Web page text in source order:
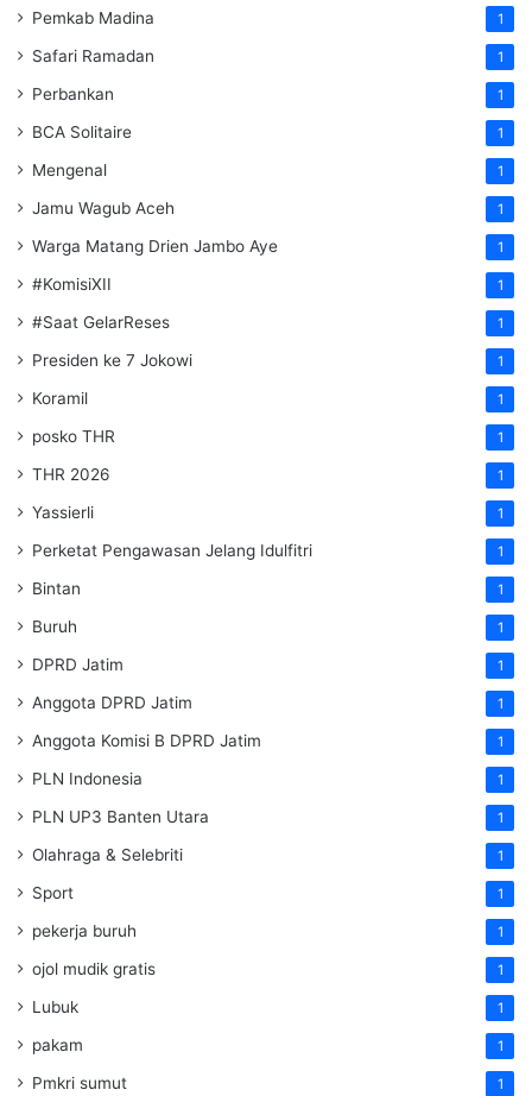
Pemkab Madina 1
Safari Ramadan 1
Perbankan 1
BCA Solitaire 1
Mengenal 1
Jamu Wagub Aceh 1
Warga Matang Drien Jambo Aye 1
#KomisiXII 1
#Saat GelarReses 1
Presiden ke 7 Jokowi 1
Koramil 1
posko THR 1
THR 2026 1
Yassierli 1
Perketat Pengawasan Jelang Idulfitri 1
Bintan 1
Buruh 1
DPRD Jatim 1
Anggota DPRD Jatim 1
Anggota Komisi B DPRD Jatim 1
PLN Indonesia 1
PLN UP3 Banten Utara 1
Olahraga & Selebriti 1
Sport 1
pekerja buruh 1
ojol mudik gratis 1
Lubuk 1
pakam 1
Pmkri sumut 1